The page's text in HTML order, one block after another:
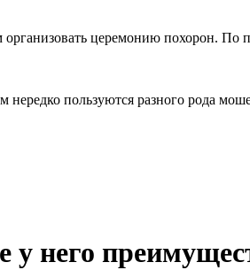
церемонию похорон. По
нередко пользуются разного рода
него